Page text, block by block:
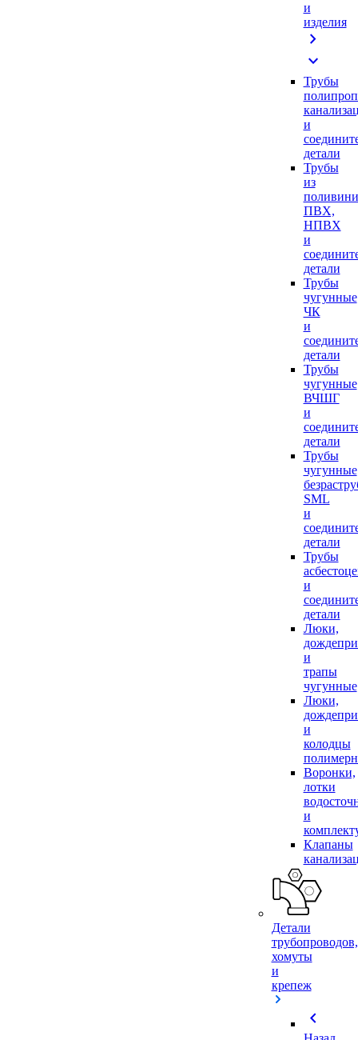
и
изделия
chevron_right
expand_more
Трубы
и
детали
Трубы
из
ПВХ,
НПВХ
и
детали
Трубы
чугунные
ЧК
и
детали
Трубы
чугунные
ВЧШГ
и
детали
Трубы
чугунные
SML
и
детали
Трубы
и
детали
Люки,
и
трапы
чугунные
Люки,
и
колодцы
Воронки,
лотки
и
Клапаны
Детали
трубопроводов,
хомуты
и
крепеж
chevron_left